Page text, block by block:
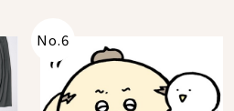
No.6